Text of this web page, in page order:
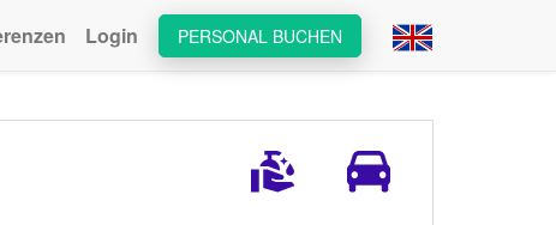
PERSONAL BUCHEN
Login